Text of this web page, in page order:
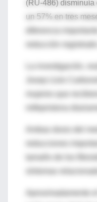
(RU-486)
un 57% en tres
diferencia
reducción
La investigación,
Ambas dosis del
reducciones
síntomas